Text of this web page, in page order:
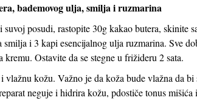
bademovog ulja, smilja i ruzmarina
posudi, rastopite 30g kakao butera, skinite
i 3 kapi esencijalnog ulja ruzmarina. Sve
Ostavite da se stegne u frižideru 2 sata.
vlažnu kožu. Važno je da koža bude vlažna da
neguje i hidrira kožu, pdostiče tonus mišića